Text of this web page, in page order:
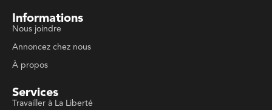
Informations
Nous joindre
Annoncez chez nous
À propos
Services
Travailler à La Liberté